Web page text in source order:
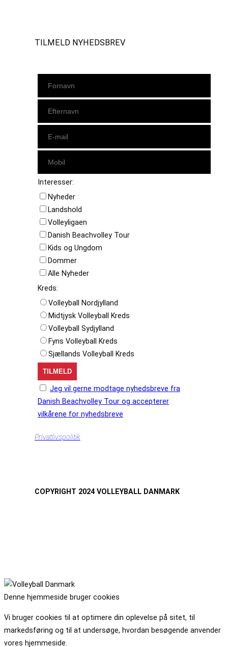
TILMELD NYHEDSBREV
Interesser:
Nyheder
Landshold
Volleyligaen
Danish Beachvolley Tour
Kids og Ungdom
Dommer
Alle Nyheder
Kreds:
Volleyball Nordjylland
Midtjysk Volleyball Kreds
Volleyball Sydjylland
Fyns Volleyball Kreds
Sjællands Volleyball Kreds
Jeg vil gerne modtage nyhedsbreve fra
Danish Beachvolley Tour og accepterer
vilkårene for nyhedsbreve
Privatlivspolitik
COPYRIGHT 2024 VOLLEYBALL DANMARK
Denne hjemmeside bruger cookies
Vi bruger cookies til at optimere din oplevelse på sitet, til
markedsføring og til at undersøge, hvordan besøgende anvender
vores hjemmeside.